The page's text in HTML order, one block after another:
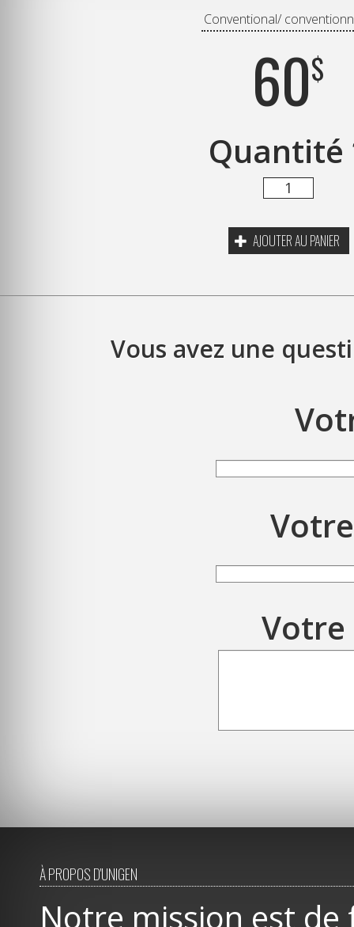
Conventional/
60$
Quantité
AJOUTER AU PANIER
Vous avez une
À PROPOS D'UNIGEN
Notre mission est